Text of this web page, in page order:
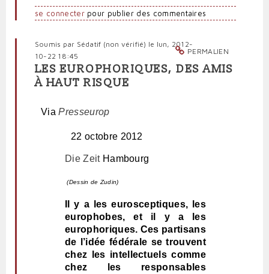
se connecterpour publier des commentaires
PERMALIEN
Soumis par Sédatif (non vérifié) le lun, 2012-
10-22 18:45
LES EUROPHORIQUES, DES AMIS
À HAUT RISQUE
ViaPresseurop
22 octobre 2012
Die ZeitHambourg
(Dessin de Zudin)
Il y a les eurosceptiques, les
europhobes, et il y a les
europhoriques. Ces partisans
de l’idée fédérale se trouvent
chez les intellectuels comme
chez les responsables